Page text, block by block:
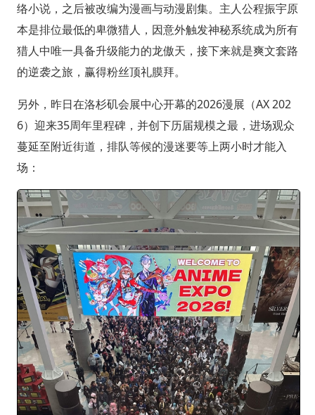
络小说，之后被改编为漫画与动漫剧集。主人公程振宇原
本是排位最低的卑微猎人，因意外触发神秘系统成为所有
猎人中唯一具备升级能力的龙傲天，接下来就是爽文套路
的逆袭之旅，赢得粉丝顶礼膜拜。
另外，昨日在洛杉矶会展中心开幕的2026漫展（AX 202
6）迎来35周年里程碑，并创下历届规模之最，进场观众
蔓延至附近街道，排队等候的漫迷要等上两小时才能入
场：